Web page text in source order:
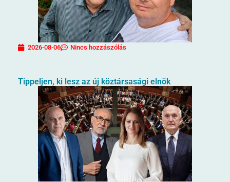
2026-08-06 Nincs hozzászólás
Tippeljen, ki lesz az új köztársasági elnök